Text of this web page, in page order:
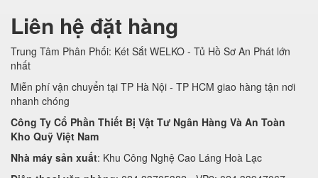
Liên hệ đặt hàng
Trung Tâm Phân Phối: Két Sắt WELKO - Tủ Hồ Sơ An Phát lớn
nhất
Miễn phí vận chuyển tại TP Hà Nội - TP HCM giao hàng tận nơi
nhanh chóng
Công Ty Cổ Phần Thiết Bị Vật Tư Ngân Hàng Và An Toàn
Kho Quỹ Việt Nam
Nhà máy sản xuất: Khu Công Nghệ Cao Láng Hoà Lạc